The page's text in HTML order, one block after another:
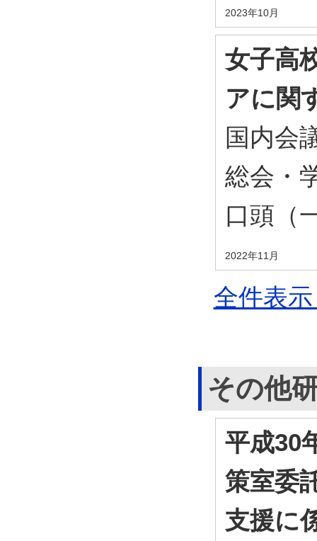
2023年10月
女子高
アに関
国内会
総会・
口頭（
2022年11月
全件表
その他
平成30
策室委
支援に